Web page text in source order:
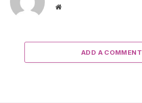
Website
ADD A COMMENT